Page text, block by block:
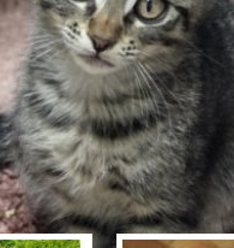
alt,
hat ein
[...]
ansehen
Tierheim, so
bekannt ist. In
bereit, in ein
ziehen.